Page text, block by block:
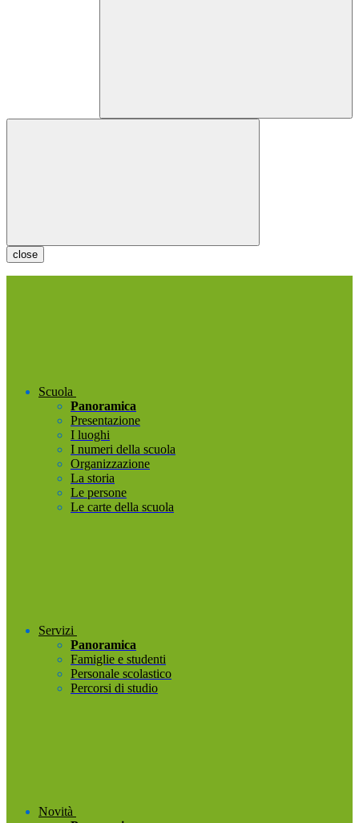
close
Scuola
Panoramica
Presentazione
I luoghi
I numeri della scuola
Organizzazione
La storia
Le persone
Le carte della scuola
Servizi
Panoramica
Famiglie e studenti
Personale scolastico
Percorsi di studio
Novità